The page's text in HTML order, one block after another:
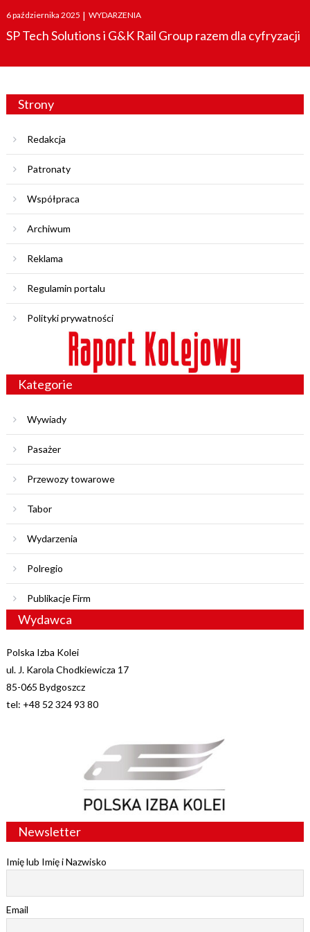
Posted
on
6 października 2025 | WYDARZENIA
SP Tech Solutions i G&K Rail Group razem dla cyfryzacji
Strony
Redakcja
Patronaty
Współpraca
Archiwum
Reklama
Regulamin portalu
Polityki prywatności
Kategorie
Wywiady
Pasażer
Przewozy towarowe
Tabor
Wydarzenia
Polregio
Publikacje Firm
Wydawca
Polska Izba Kolei
ul. J. Karola Chodkiewicza 17
85-065 Bydgoszcz
tel: +48 52 324 93 80
Newsletter
Imię lub Imię i Nazwisko
Email